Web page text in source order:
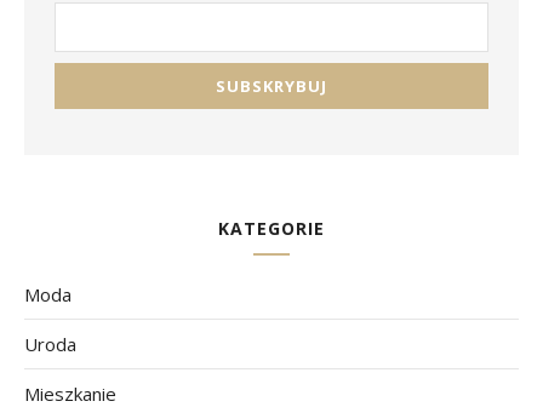
KATEGORIE
Moda
Uroda
Mieszkanie